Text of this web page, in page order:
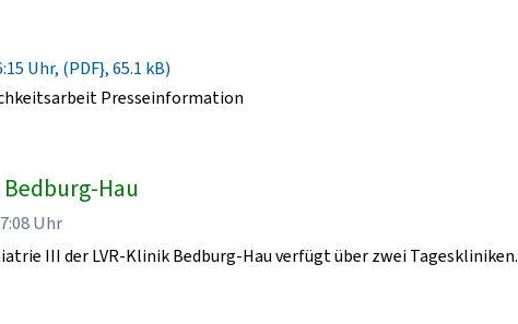
Uhr, (PDF}, 65.1 kB)
Presseinformation
Bedburg-Hau
Uhr
III der LVR-Klinik Bedburg-Hau verfügt über zwei Tageskliniken.